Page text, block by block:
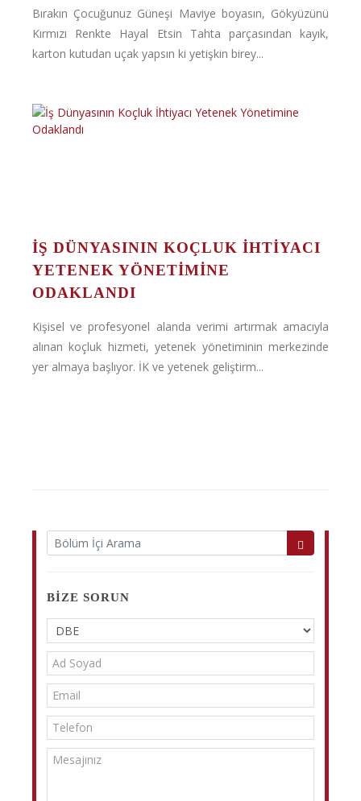
Bırakın Çocuğunuz Güneşi Maviye boyasın, Gökyüzünü
Kırmızı Renkte Hayal Etsin Tahta parçasından kayık,
karton kutudan uçak yapsın ki yetişkin birey...
İŞ DÜNYASININ KOÇLUK İHTIYACI
YETENEK YÖNETIMINE
ODAKLANDI
Kişisel ve profesyonel alanda verimi artırmak amacıyla
alınan koçluk hizmeti, yetenek yönetiminin merkezinde
yer almaya başlıyor. İK ve yetenek geliştirm...
BIZE SORUN